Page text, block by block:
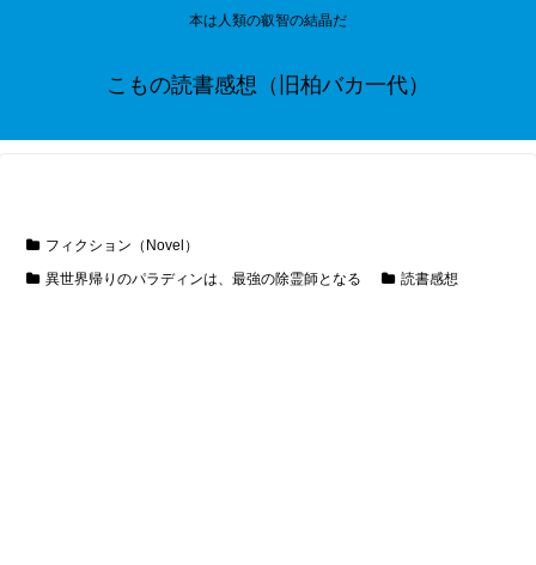
本は人類の叡智の結晶だ
こもの読書感想（旧柏バカ一代）
フィクション（Novel）
異世界帰りのパラディンは、最強の除霊師となる
読書感想